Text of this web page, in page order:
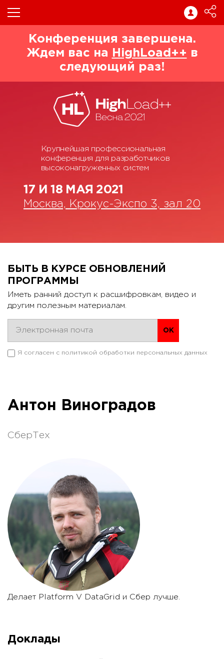
Конференция завершена.
Ждем вас на
HighLoad++ в
следующий раз!
Крупнейшая профессиональная
конференция для разработчиков
высоконагруженных систем
17 И 18 МАЯ 2021
Москва, Крокус-Экспо 3, зал 20
Антон Виноградов
СберТех
Делает Platform V DataGrid и Сбер лучше.
Доклады
БЫТЬ В КУРСЕ ОБНОВЛЕНИЙ
ПРОГРАММЫ
Иметь ранний доступ к расшифровкам, видео и
другим полезным материалам.
Я согласен с политикой обработки персональных данных